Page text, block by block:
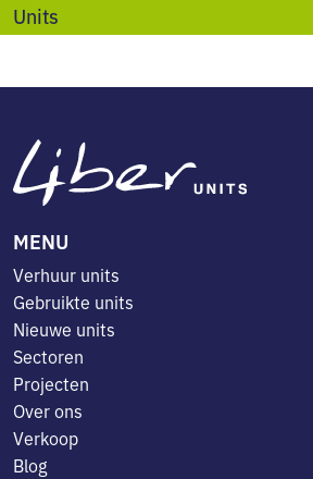
Units
MENU
Verhuur units
Gebruikte units
Nieuwe units
Sectoren
Projecten
Over ons
Verkoop
Blog